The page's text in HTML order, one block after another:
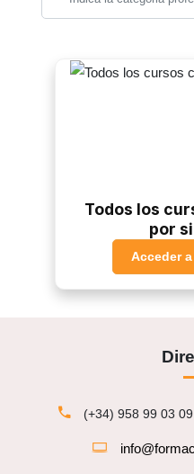
Todos los
por
Acceder
(+34) 958 99 03 09